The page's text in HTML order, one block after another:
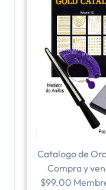
Catalogo de
Compra y
$99.00